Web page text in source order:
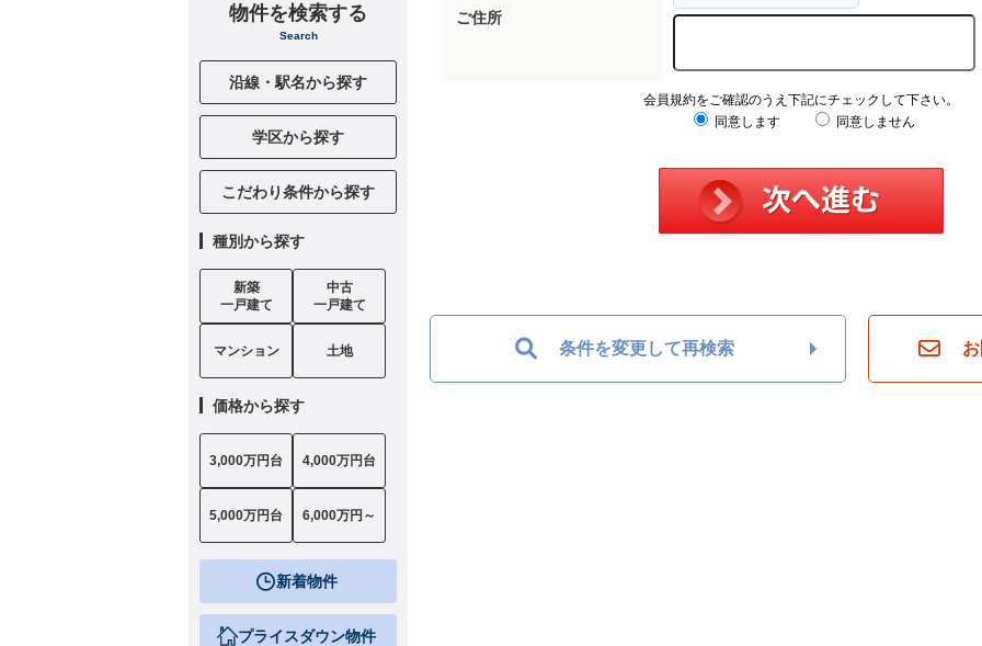
ご住所
会員規約をご確認のうえ下記にチェックして下さい。
同意します
同意しません
条件を変更して再検索
物件を検索する
Search
沿線・駅名から探す
学区から探す
こだわり条件から探す
種別から探す
新築
一戸建て
中古
一戸建て
マンション 土地
価格から探す
3,000万円台 4,000万円台
5,000万円台 6,000万円～
新着物件
プライスダウン物件